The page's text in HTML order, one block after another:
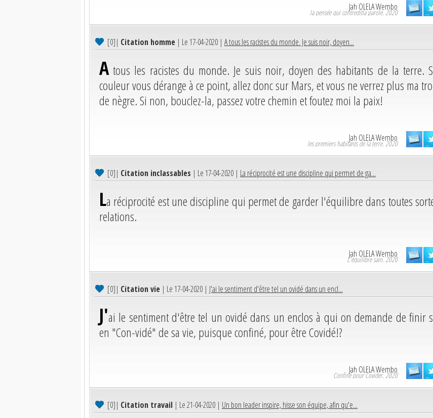
Jah OLELA Wembo
la pensée qui contreditla parole. 2020
[0]| Citation homme | Le 17-04-2020 | A tous les racistes du monde. Je suis noir, doyen...
Atous les racistes du monde. Je suis noir, doyen des habitants de la terre.
couleur vous dérange à ce point, allez donc sur Mars, et vous ne verrez plus ma
de nègre. Si non, bouclez-la, passez votre chemin et foutez moi la paix!
Jah OLELA Wembo
les premiers habitants de la terre. 2020
[0]| Citation inclassables | Le 17-04-2020 | La réciprocité est une discipline qui permet de ga...
La réciprocité est une discipline qui permet de garder l'équilibre dans toutes
relations.
Jah OLELA Wembo
L'équilibre sain. 2020
[0]| Citation vie | Le 17-04-2020 | J'ai le sentiment d'être tel un ovidé dans un encl...
J'ai le sentiment d'être tel un ovidé dans un enclos à qui on demande de finir
en "Con-vidé" de sa vie, puisque confiné, pour être Covidé!?
Jah OLELA Wembo
Confiné pour Covider. 2020
[0]| Citation travail | Le 21-04-2020 | Un bon leader inspire, hisse son équipe, afin qu'e...